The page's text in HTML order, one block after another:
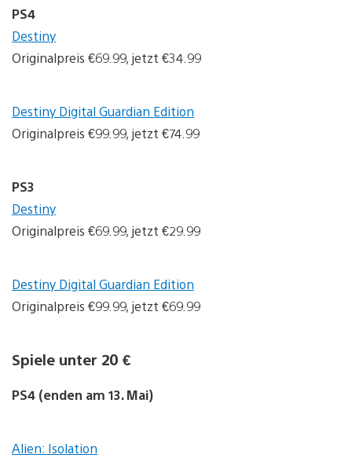
PS4
Destiny
Originalpreis €69.99, jetzt €34.99
Destiny Digital Guardian Edition
Originalpreis €99.99, jetzt €74.99
PS3
Destiny
Originalpreis €69.99, jetzt €29.99
Destiny Digital Guardian Edition
Originalpreis €99.99, jetzt €69.99
Spiele unter 20 €
PS4 (enden am 13. Mai)
Alien: Isolation